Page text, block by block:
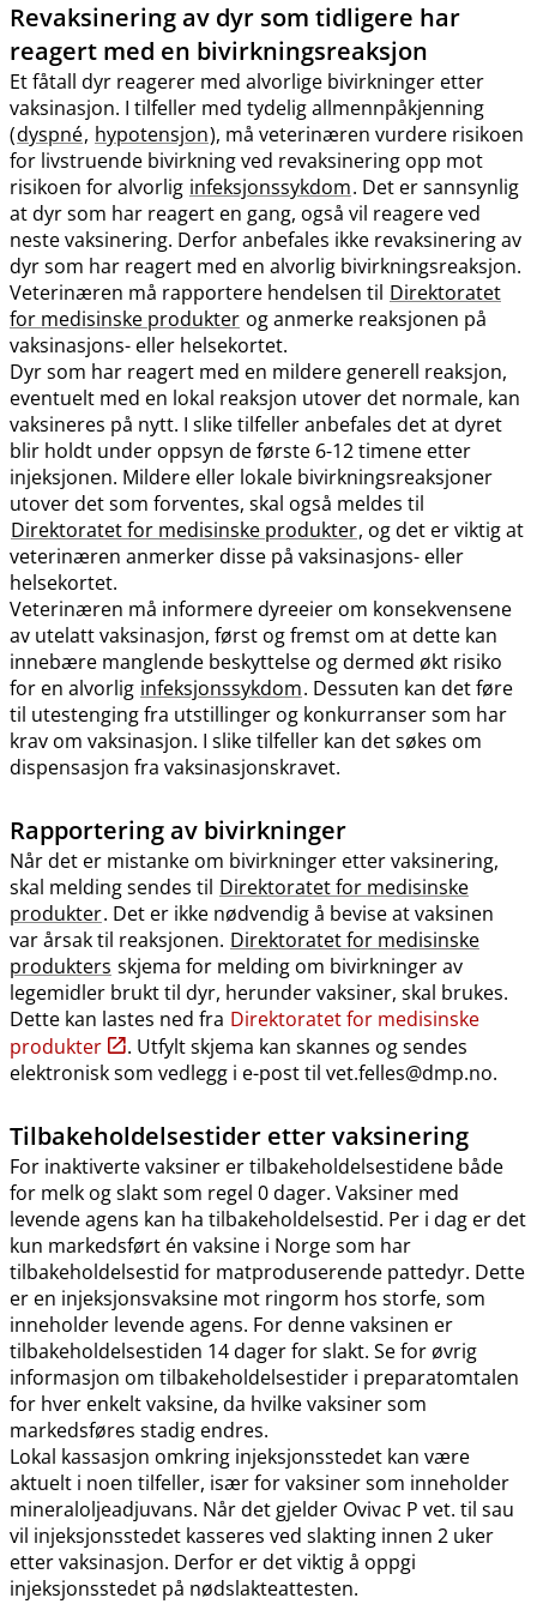
Revaksinering av dyr som tidligere har
reagert med en bivirkningsreaksjon
Et fåtall dyr reagerer med alvorlige bivirkninger etter
vaksinasjon. I tilfeller med tydelig allmennpåkjenning
(dyspné, hypotensjon), må veterinæren vurdere risikoen
for livstruende bivirkning ved revaksinering opp mot
risikoen for alvorlig infeksjonssykdom. Det er sannsynlig
at dyr som har reagert en gang, også vil reagere ved
neste vaksinering. Derfor anbefales ikke revaksinering av
dyr som har reagert med en alvorlig bivirkningsreaksjon.
Veterinæren må rapportere hendelsen til Direktoratet
for medisinske produkter og anmerke reaksjonen på
vaksinasjons- eller helsekortet.
Dyr som har reagert med en mildere generell reaksjon,
eventuelt med en lokal reaksjon utover det normale, kan
vaksineres på nytt. I slike tilfeller anbefales det at dyret
blir holdt under oppsyn de første 6-12 timene etter
injeksjonen. Mildere eller lokale bivirkningsreaksjoner
utover det som forventes, skal også meldes til
Direktoratet for medisinske produkter, og det er viktig at
veterinæren anmerker disse på vaksinasjons- eller
helsekortet.
Veterinæren må informere dyreeier om konsekvensene
av utelatt vaksinasjon, først og fremst om at dette kan
innebære manglende beskyttelse og dermed økt risiko
for en alvorlig infeksjonssykdom. Dessuten kan det føre
til utestenging fra utstillinger og konkurranser som har
krav om vaksinasjon. I slike tilfeller kan det søkes om
dispensasjon fra vaksinasjonskravet.
Rapportering av bivirkninger
Når det er mistanke om bivirkninger etter vaksinering,
skal melding sendes til Direktoratet for medisinske
produkter. Det er ikke nødvendig å bevise at vaksinen
var årsak til reaksjonen. Direktoratet for medisinske
produkters skjema for melding om bivirkninger av
legemidler brukt til dyr, herunder vaksiner, skal brukes.
Dette kan lastes ned fra Direktoratet for medisinske
produkter
. Utfylt skjema kan skannes og sendes
elektronisk som vedlegg i e-post til vet.felles@dmp.no.
Tilbakeholdelsestider etter vaksinering
For inaktiverte vaksiner er tilbakeholdelsestidene både
for melk og slakt som regel 0 dager. Vaksiner med
levende agens kan ha tilbakeholdelsestid. Per i dag er det
kun markedsført én vaksine i Norge som har
tilbakeholdelsestid for matproduserende pattedyr. Dette
er en injeksjonsvaksine mot ringorm hos storfe, som
inneholder levende agens. For denne vaksinen er
tilbakeholdelsestiden 14 dager for slakt. Se for øvrig
informasjon om tilbakeholdelsestider i preparatomtalen
for hver enkelt vaksine, da hvilke vaksiner som
markedsføres stadig endres.
Lokal kassasjon omkring injeksjonsstedet kan være
aktuelt i noen tilfeller, især for vaksiner som inneholder
mineraloljeadjuvans. Når det gjelder Ovivac P vet. til sau
vil injeksjonsstedet kasseres ved slakting innen 2 uker
etter vaksinasjon. Derfor er det viktig å oppgi
injeksjonsstedet på nødslakteattesten.